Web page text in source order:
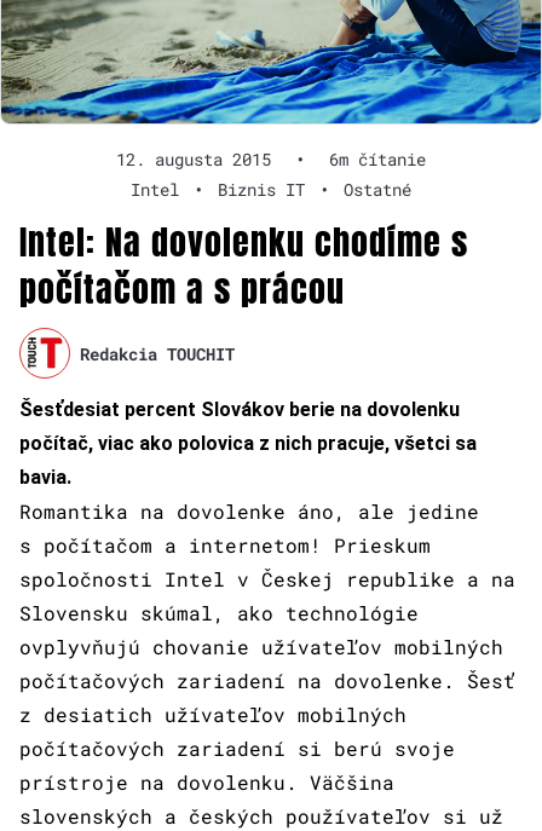
12. augusta 2015 •
6m čítanie
Intel
• Biznis IT • Ostatné
Intel: Na dovolenku chodíme s
počítačom a s prácou
Redakcia TOUCHIT
Šesťdesiat percent Slovákov berie na dovolenku
počítač, viac ako polovica z nich pracuje, všetci sa
bavia.
Romantika na dovolenke áno, ale jedine
s počítačom a internetom! Prieskum
spoločnosti Intel v Českej republike a na
Slovensku skúmal, ako technológie
ovplyvňujú chovanie užívateľov mobilných
počítačových zariadení na dovolenke. Šesť
z desiatich užívateľov mobilných
počítačových zariadení si berú svoje
prístroje na dovolenku. Väčšina
slovenských a českých používateľov si už